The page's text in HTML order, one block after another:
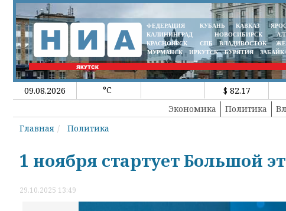
ФЕДЕРАЦИЯ КУБАНЬ КАВКАЗ
КАЛИНИНГРАД
НОВОСИБИРСК
КРАСНОЯРСК
СПБ ВЛАДИВОСТОК
МУРМАНСК
ИРКУТСК БУРЯТИЯ
09.08.2026 °C $ 82.17
Экономика
Политика
Главная
Политика
1 ноября стартует Большой
29.10.2025 13:49